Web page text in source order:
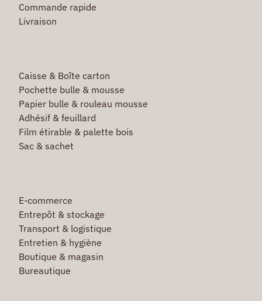
Commande rapide
Livraison
Caisse & Boîte carton
Pochette bulle & mousse
Papier bulle & rouleau mousse
Adhésif & feuillard
Film étirable & palette bois
Sac & sachet
E-commerce
Entrepôt & stockage
Transport & logistique
Entretien & hygiène
Boutique & magasin
Bureautique